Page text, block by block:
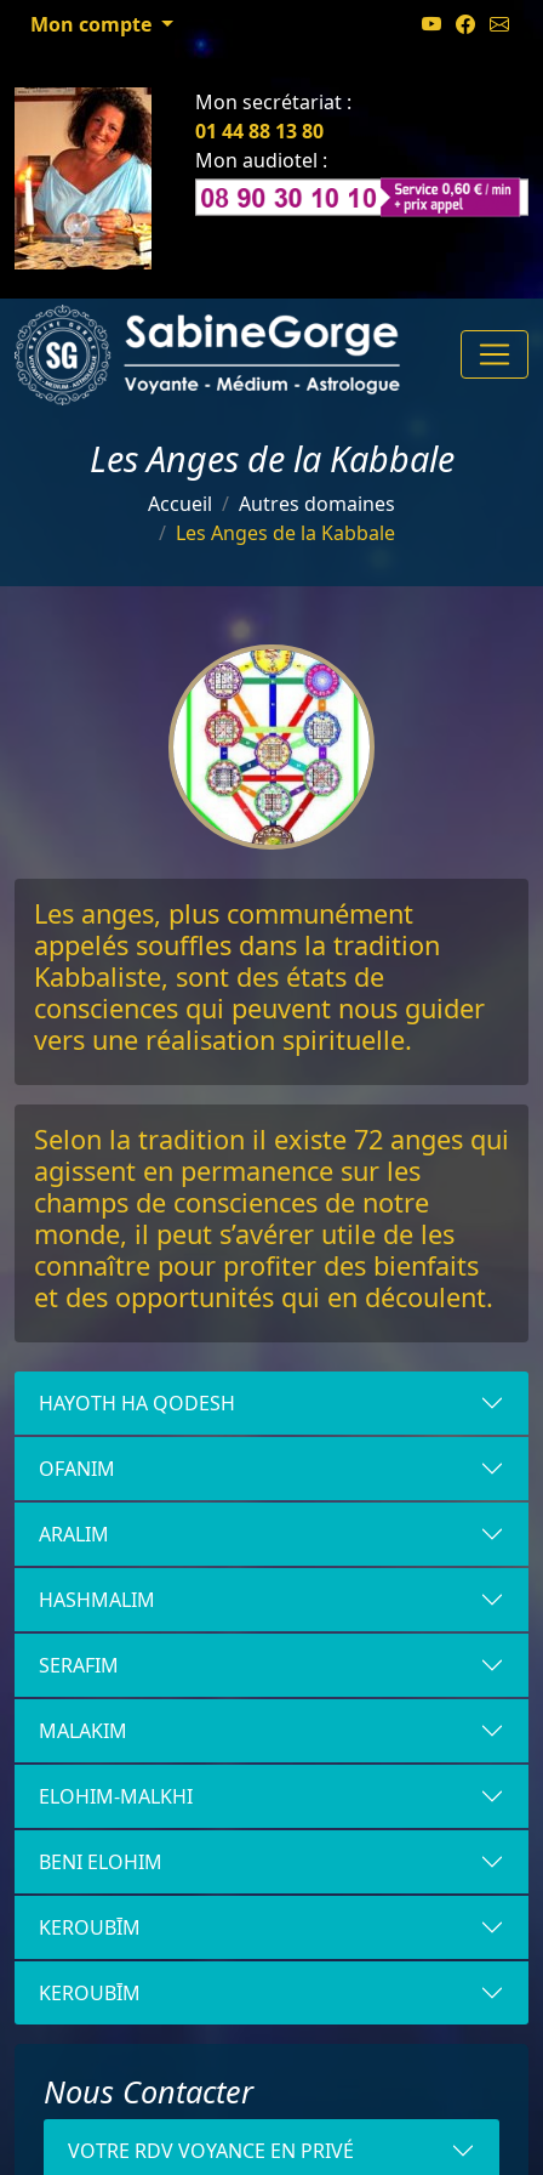
Mon compte
Mon secrétariat :
01 44 88 13 80
Mon audiotel :
Les Anges de la Kabbale
Accueil
Autres domaines
Les Anges de la Kabbale
Les anges, plus communément
appelés souffles dans la tradition
Kabbaliste, sont des états de
consciences qui peuvent nous guider
vers une réalisation spirituelle.
Selon la tradition il existe 72 anges qui
agissent en permanence sur les
champs de consciences de notre
monde, il peut s’avérer utile de les
connaître pour profiter des bienfaits
et des opportunités qui en découlent.
HAYOTH HA QODESH
OFANIM
ARALIM
HASHMALIM
SERAFIM
MALAKIM
ELOHIM-MALKHI
BENI ELOHIM
KEROUBĪM
KEROUBĪM
Nous Contacter
VOTRE RDV VOYANCE EN PRIVÉ